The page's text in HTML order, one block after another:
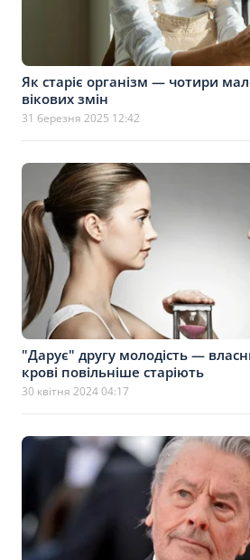
Як старіє організм — чотири
вікових змін
31 березня 2025 12:42
"Дарує" другу молодість —
крові повільніше старіють
30 квітня 2024 04:17